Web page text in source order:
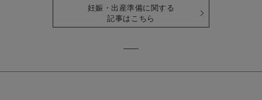
妊娠・出産準備に関する
記事はこちら